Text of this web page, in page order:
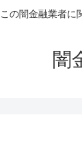
この闇金融業者に
闇